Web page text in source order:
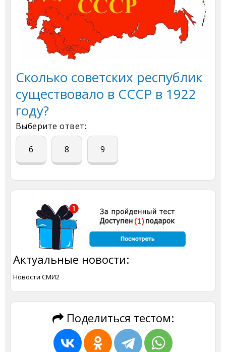
Сколько советских республик
существовало в СССР в 1922
году?
Выберите ответ:
6 8 9
Актуальные новости:
Новости СМИ2
Поделиться тестом: